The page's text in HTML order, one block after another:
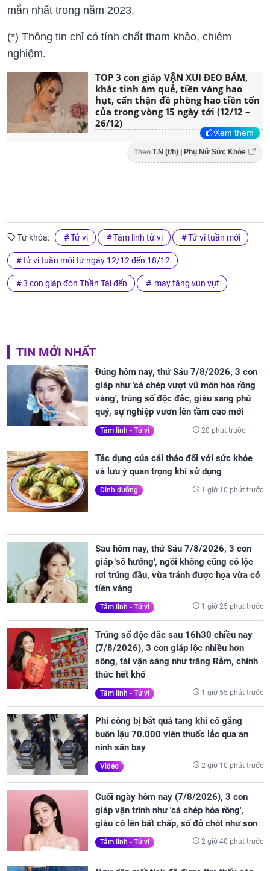
mắn nhất trong năm 2023.
(*) Thông tin chỉ có tính chất tham khảo, chiêm
nghiệm.
TOP 3 con giáp VẬN XUI ĐEO BÁM,
khắc tinh ám quẻ, tiền vàng hao
hụt, cẩn thận đề phòng hao tiền tốn
của trong vòng 15 ngày tới (12/12 –
26/12)
Xem thêm
Theo T.N (t/h) | Phụ Nữ Sức Khỏe
Từ khóa: Tử vi Tâm linh tử vi Tử vi tuần mới
tử vi tuần mới từ ngày 12/12 đến 18/12
3 con giáp đón Thần Tài đến may tăng vùn vụt
TIN MỚI NHẤT
Đúng hôm nay, thứ Sáu 7/8/2026, 3 con
giáp như 'cá chép vượt vũ môn hóa rồng
vàng', trúng số độc đắc, giàu sang phú
quý, sự nghiệp vươn lên tầm cao mới
Tâm linh - Tử vi 20 phút trước
Tác dụng của cải thảo đối với sức khỏe
và lưu ý quan trọng khi sử dụng
Dinh dưỡng 1 giờ 10 phút trước
Sau hôm nay, thứ Sáu 7/8/2026, 3 con
giáp 'số hưởng', ngồi không cũng có lộc
rơi trúng đầu, vừa tránh được họa vừa có
tiền vàng
Tâm linh - Tử vi 1 giờ 25 phút trước
Trúng số độc đắc sau 16h30 chiều nay
(7/8/2026), 3 con giáp lộc nhiều hơn
sông, tài vận sáng như trăng Rằm, chính
thức hết khổ
Tâm linh - Tử vi 1 giờ 55 phút trước
Phi công bị bắt quả tang khi cố gắng
buôn lậu 70.000 viên thuốc lắc qua an
ninh sân bay
Video 2 giờ 10 phút trước
Cuối ngày hôm nay (7/8/2026), 3 con
giáp vận trình như 'cá chép hóa rồng',
giàu có lên bất chấp, số đỏ chót như son
Tâm linh - Tử vi 2 giờ 40 phút trước